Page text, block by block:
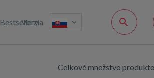
Bestsellery
Verzia
Celkové množstvo